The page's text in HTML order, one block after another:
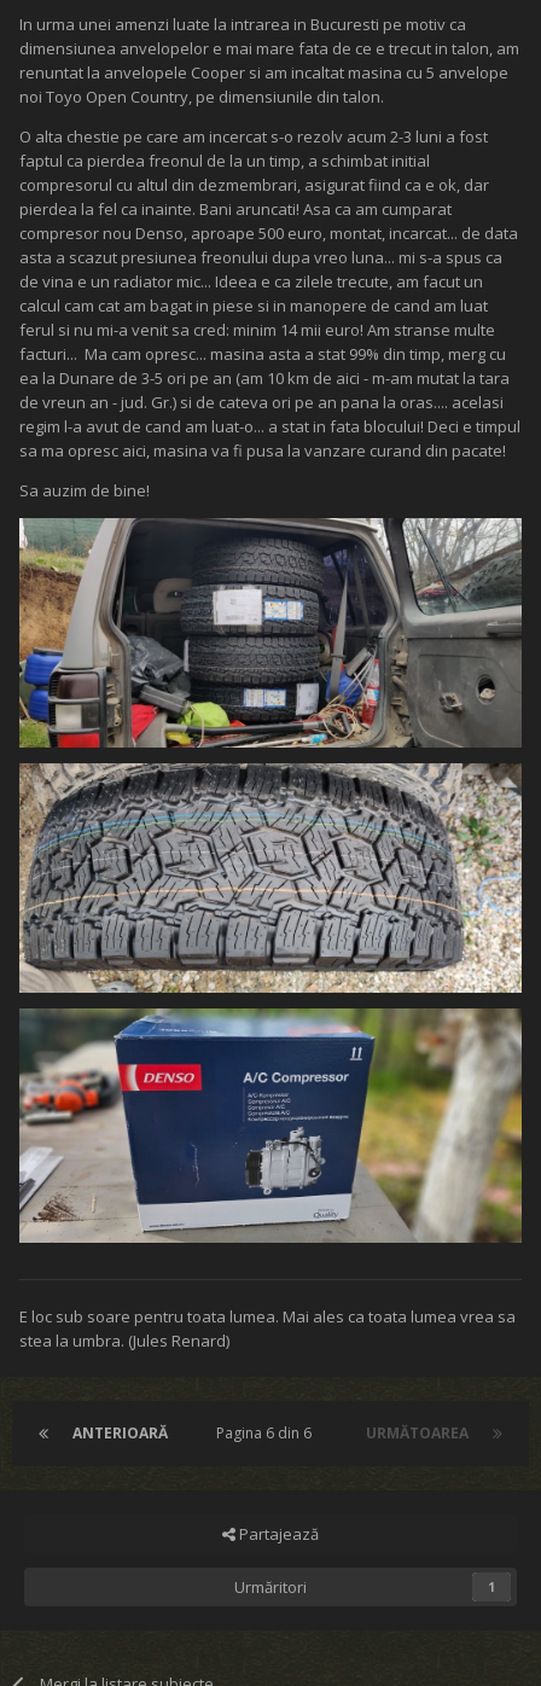
In urma unei amenzi luate la intrarea in Bucuresti pe motiv ca
dimensiunea anvelopelor e mai mare fata de ce e trecut in talon, am
renuntat la anvelopele Cooper si am incaltat masina cu 5 anvelope
noi Toyo Open Country, pe dimensiunile din talon.
O alta chestie pe care am incercat s-o rezolv acum 2-3 luni a fost
faptul ca pierdea freonul de la un timp, a schimbat initial
compresorul cu altul din dezmembrari, asigurat fiind ca e ok, dar
pierdea la fel ca inainte. Bani aruncati! Asa ca am cumparat
compresor nou Denso, aproape 500 euro, montat, incarcat... de data
asta a scazut presiunea freonului dupa vreo luna... mi s-a spus ca
de vina e un radiator mic... Ideea e ca zilele trecute, am facut un
calcul cam cat am bagat in piese si in manopere de cand am luat
ferul si nu mi-a venit sa cred: minim 14 mii euro! Am stranse multe
facturi... Ma cam opresc... masina asta a stat 99% din timp, merg cu
ea la Dunare de 3-5 ori pe an (am 10 km de aici - m-am mutat la tara
de vreun an - jud. Gr.) si de cateva ori pe an pana la oras.... acelasi
regim l-a avut de cand am luat-o... a stat in fata blocului! Deci e timpul
sa ma opresc aici, masina va fi pusa la vanzare curand din pacate!
Sa auzim de bine!
E loc sub soare pentru toata lumea. Mai ales ca toata lumea vrea sa
stea la umbra. (Jules Renard)
ANTERIOARĂ URMĂTOAREA
Pagina 6 din 6
Partajează
Urmăritori 1